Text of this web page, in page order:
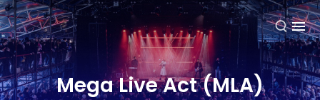
NL
Mega Live Act (MLA)